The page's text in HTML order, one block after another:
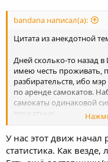
bandana написал(а):
Цитата из анекдотной
Дней сколько-то назад в
имею честь проживать,
разбирательств, ибо
по аренде самокатов.
самокаты одинаковой
прокатные.
1. Два гражданина
хотели против
пр. Суворова), задорно
встречному
У нас этот движ начал
статистика. Как